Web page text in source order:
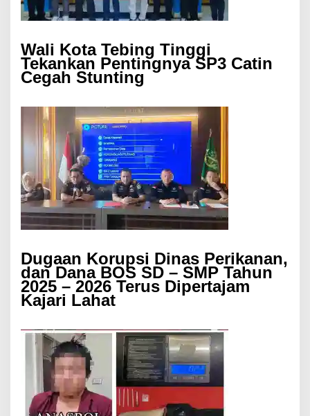
Wali Kota Tebing Tinggi
Tekankan Pentingnya SP3 Catin
Cegah Stunting
Dugaan Korupsi Dinas Perikanan,
dan Dana BOS SD – SMP Tahun
2025 – 2026 Terus Dipertajam
Kajari Lahat